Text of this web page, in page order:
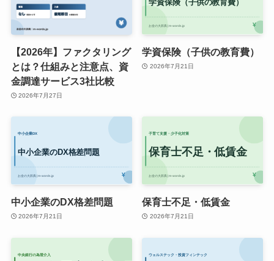
【2026年】ファクタリング
とは？仕組みと注意点、資
金調達サービス3社比較
2026年7月27日
学資保険（子供の教育費）
2026年7月21日
中小企業のDX格差問題
2026年7月21日
保育士不足・低賃金
2026年7月21日